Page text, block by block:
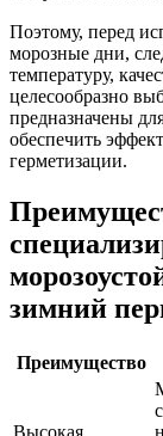
Поэтому, перед
морозные дни,
температуру,
целесообразно
предназначены
обеспечить
герметизации.
зимний
Преимущество